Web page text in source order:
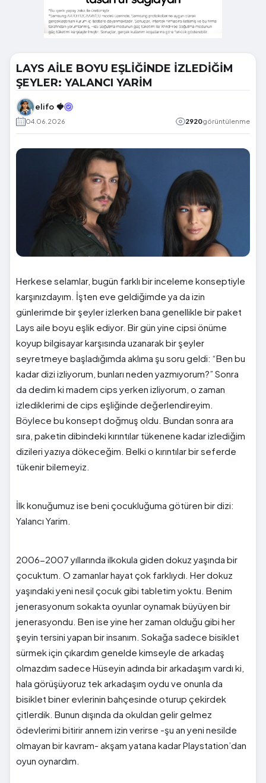
LAYS AİLE BOYU EŞLİĞİNDE İZLEDİĞİM
ŞEYLER: YALANCI YARİM
elifo 🍓
04.06.2026 2920görüntülenme
Herkese selamlar, bugün farklı bir inceleme konseptiyle
karşınızdayım. İşten eve geldiğimde ya da izin
günlerimde bir şeyler izlerken bana genellikle bir paket
Lays aile boyu eşlik ediyor. Bir gün yine cipsi önüme
koyup bilgisayar karşısında uzanarak bir şeyler
seyretmeye başladığımda aklıma şu soru geldi: “Ben bu
kadar dizi izliyorum, bunları neden yazmıyorum?” Sonra
da dedim ki madem cips yerken izliyorum, o zaman
izlediklerimi de cips eşliğinde değerlendireyim.
Böylece bu konsept doğmuş oldu. Bundan sonra ara
sıra, paketin dibindeki kırıntılar tükenene kadar izlediğim
dizileri yazıya dökeceğim. Belki o kırıntılar bir seferde
tükenir bilemeyiz.
İlk konuğumuz ise beni çocukluğuma götüren bir dizi:
Yalancı Yarim.
2006-2007 yıllarında ilkokula giden dokuz yaşında bir
çocuktum. O zamanlar hayat çok farklıydı. Her dokuz
yaşındaki yeni nesil çocuk gibi tabletim yoktu. Benim
jenerasyonum sokakta oyunlar oynamak büyüyen bir
jenerasyondu. Ben ise yine her zaman olduğu gibi her
şeyin tersini yapan bir insanım. Sokağa sadece bisiklet
sürmek için çıkardım genelde kimseyle de arkadaş
olmazdım sadece Hüseyin adında bir arkadaşım vardı ki,
hala görüşüyoruz tek arkadaşım oydu ve onunla da
bisiklet biner evlerinin bahçesinde oturup çekirdek
çitlerdik. Bunun dışında da okuldan gelir gelmez
ödevlerimi bitirir annem izin verirse -şu an yeni nesilde
olmayan bir kavram- akşam yatana kadar Playstation’dan
oyun oynardım.